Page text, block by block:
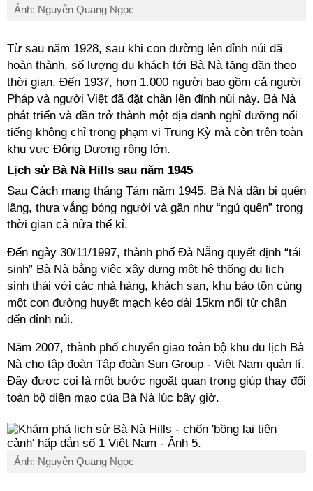
Ảnh: Nguyễn Quang Ngọc
Từ sau năm 1928, sau khi con đường lên đỉnh núi đã
hoàn thành, số lượng du khách tới Bà Nà tăng dần theo
thời gian. Đến 1937, hơn 1.000 người bao gồm cả người
Pháp và người Việt đã đặt chân lên đỉnh núi này. Bà Nà
phát triển và dần trở thành một địa danh nghỉ dưỡng nổi
tiếng không chỉ trong phạm vi Trung Kỳ mà còn trên toàn
khu vực Đông Dương rộng lớn.
Lịch sử Bà Nà Hills sau năm 1945
Sau Cách mạng tháng Tám năm 1945, Bà Nà dần bị quên
lãng, thưa vắng bóng người và gần như “ngủ quên” trong
thời gian cả nửa thế kỉ.
Đến ngày 30/11/1997, thành phố Đà Nẵng quyết định “tái
sinh” Bà Nà bằng việc xây dựng một hệ thống du lịch
sinh thái với các nhà hàng, khách sạn, khu bảo tồn cùng
một con đường huyết mạch kéo dài 15km nối từ chân
đến đỉnh núi.
Năm 2007, thành phố chuyển giao toàn bộ khu du lịch Bà
Nà cho tập đoàn Tập đoàn Sun Group - Việt Nam quản lí.
Đây được coi là một bước ngoặt quan trọng giúp thay đổi
toàn bộ diện mạo của Bà Nà lúc bây giờ.
Ảnh: Nguyễn Quang Ngọc